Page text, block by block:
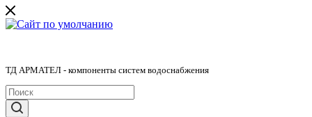
ТД АРМАТЕЛ - компоненты систем водоснабжения